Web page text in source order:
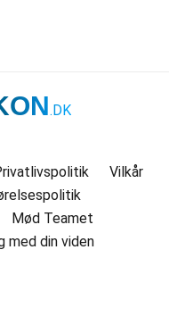
.DK
Vilkår
Mød Teamet
med din viden